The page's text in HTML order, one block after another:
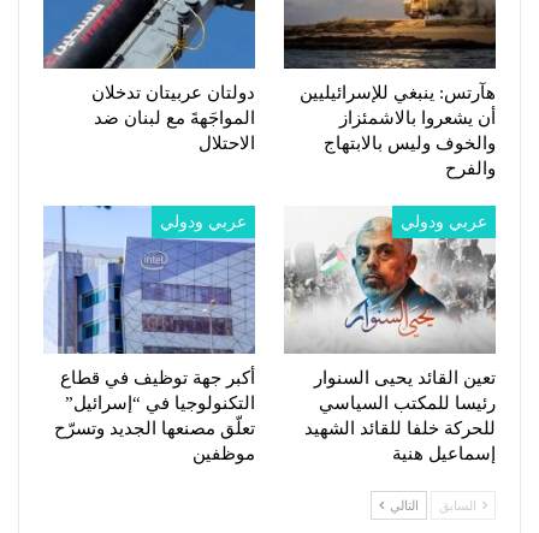
هآرتس: ينبغي للإسرائيليين
أن يشعروا بالاشمئزاز
والخوف وليس بالابتهاج
والفرح
دولتان عربيتان تدخلان
المواجَهةَ مع لبنان ضد
الاحتلال
عربي ودولي
تعين القائد يحيى السنوار
رئيسا للمكتب السياسي
للحركة خلفا للقائد الشهيد
إسماعيل هنية
عربي ودولي
أكبر جهة توظيف في قطاع
التكنولوجيا في “إسرائيل”
تعلّق مصنعها الجديد وتسرّح
موظفين
السابق التالي